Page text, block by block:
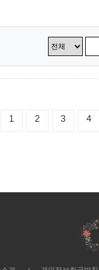
1 2 3 4